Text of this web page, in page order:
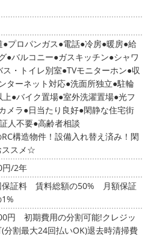
プロパンガス 電話 冷房 暖房 給
バルコニー ガスキッチン シャワ
ス・トイレ別室 TVモニターホン 収
ターネット対応 洗面所独立 駐輪
上 バイク置場 室外洗濯置場 光フ
メラ 日当たり良好 閑静な住宅街
人不要 高齢者相談
構造物件！設備入れ替え済み！閑
ススメ☆
/2年
証料 賃料総額の50% 月額保証
円
初期費用の分割可能!クレジッ
(分割最大24回払いOK)退去時清掃費